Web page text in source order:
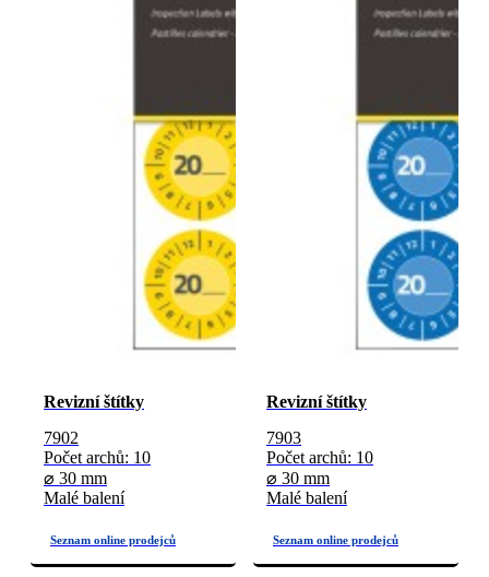
Revizní štítky
7902
Počet archů: 10
⌀ 30 mm
Malé balení
Revizní štítky
7903
Počet archů: 10
⌀ 30 mm
Malé balení